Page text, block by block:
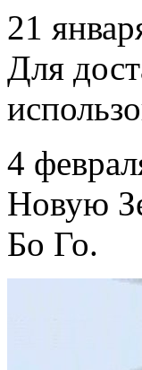
21
Для
4
Новую
Бо Го.